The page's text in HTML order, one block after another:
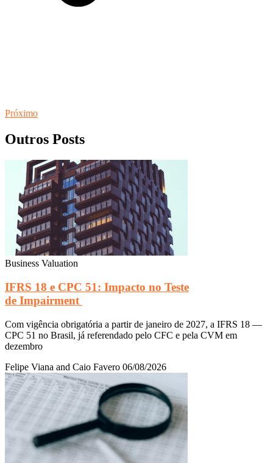
Próximo
Outros Posts
Business Valuation
IFRS 18 e CPC 51: Impacto no Teste
de Impairment
Com vigência obrigatória a partir de janeiro de 2027, a IFRS 18 —
CPC 51 no Brasil, já referendado pelo CFC e pela CVM em
dezembro
Felipe Viana and Caio Favero 06/08/2026